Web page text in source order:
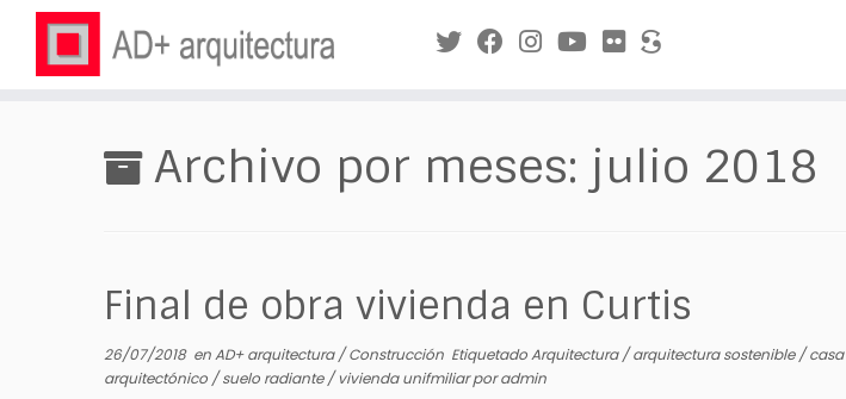
Archivo por meses: julio 2018
Final de obra vivienda en Curtis
26/07/2018enAD+ arquitectura/Construcción EtiquetadoArquitectura/arquitectura sostenible/casa
arquitectónico /suelo radiante/vivienda unifmiliarporadmin